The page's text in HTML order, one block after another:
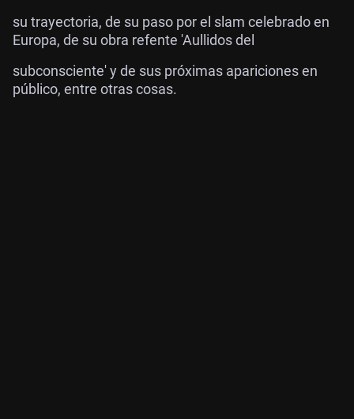
su trayectoria, de su paso por el slam celebrado en
Europa, de su obra refente 'Aullidos del
subconsciente' y de sus próximas apariciones en
público, entre otras cosas.